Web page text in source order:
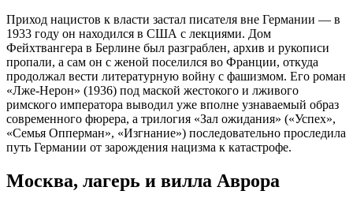
Приход нацистов к власти застал писателя вне Германии — в
1933 году он находился в США с лекциями. Дом
Фейхтвангера в Берлине был разграблен, архив и рукописи
пропали, а сам он с женой поселился во Франции, откуда
продолжал вести литературную войну с фашизмом. Его роман
«Лже-Нерон» (1936) под маской жестокого и лживого
римского императора выводил уже вполне узнаваемый образ
современного фюрера, а трилогия «Зал ожидания» («Успех»,
«Семья Опперман», «Изгнание») последовательно проследила
путь Германии от зарождения нацизма к катастрофе.
Москва, лагерь и вилла Аврора